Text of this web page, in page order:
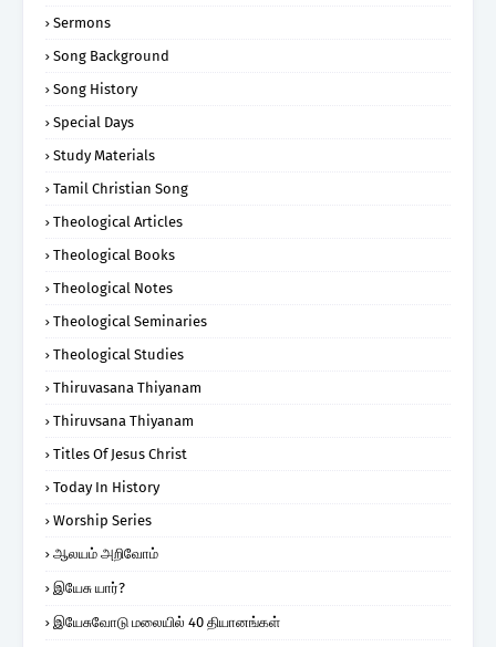
Sermons
Song Background
Song History
Special Days
Study Materials
Tamil Christian Song
Theological Articles
Theological Books
Theological Notes
Theological Seminaries
Theological Studies
Thiruvasana Thiyanam
Thiruvsana Thiyanam
Titles Of Jesus Christ
Today In History
Worship Series
ஆலயம் அறிவோம்
இயேசு யார்?
இயேசுவோடு மலையில் 40 தியானங்கள்